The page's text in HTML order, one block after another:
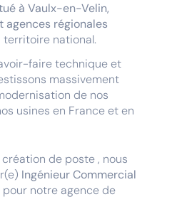
à Vaulx-en-Velin,
agences régionales
territoire national.
faire technique et
massivement
de nos
usines en France et en
de poste , nous
Ingénieur Commercial
pour notre agence de